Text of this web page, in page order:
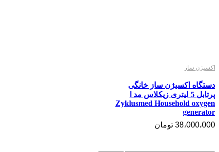
اکسیژن ساز
دستگاه اکسیژن ساز خانگی
پرتابل 5 لیتری زیکلاس مد ا
Zyklusmed Household oxygen
generator
38،000،000 تومان